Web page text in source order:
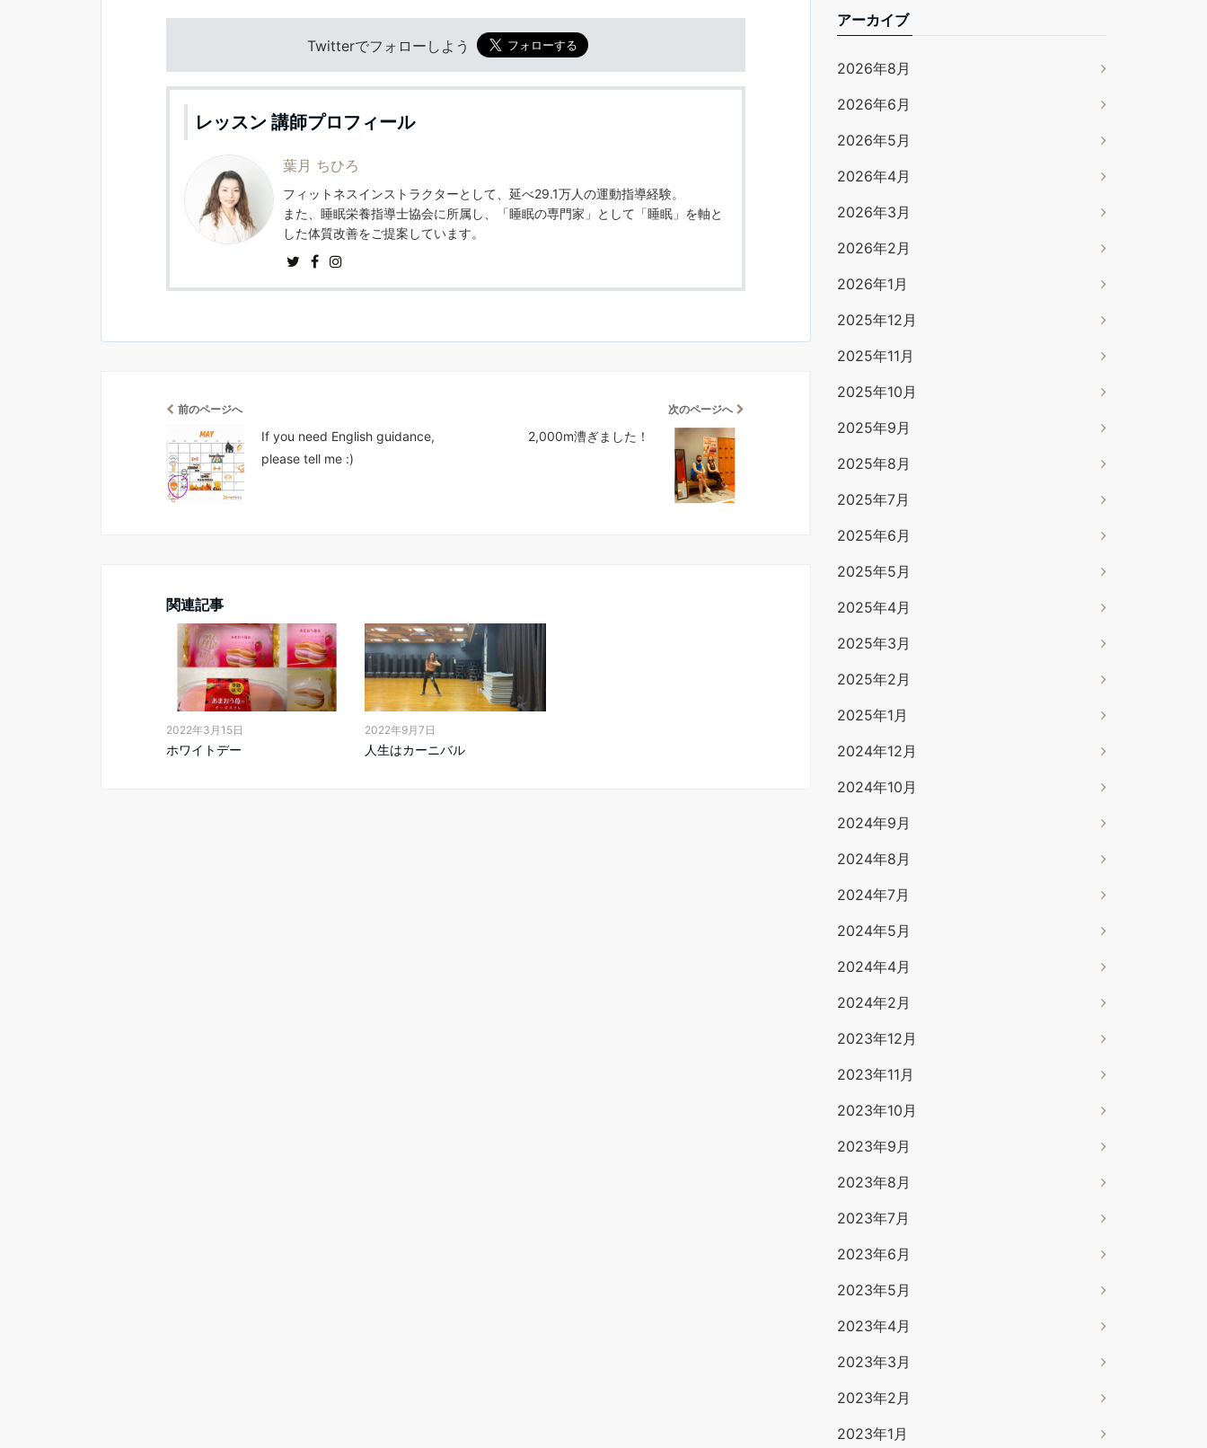
Twitterでフォローしよう
レッスン 講師プロフィール
葉月 ちひろ
フィットネスインストラクターとして、延べ29.1万人の運動指導経験。
また、睡眠栄養指導士協会に所属し、「睡眠の専門家」として「睡眠」を軸と
した体質改善をご提案しています。
前のページへ
If you need English guidance,
please tell me :)
次のページへ
2,000m漕ぎました！
関連記事
2022年3月15日
ホワイトデー
2022年9月7日
人生はカーニバル
アーカイブ
2026年8月
2026年6月
2026年5月
2026年4月
2026年3月
2026年2月
2026年1月
2025年12月
2025年11月
2025年10月
2025年9月
2025年8月
2025年7月
2025年6月
2025年5月
2025年4月
2025年3月
2025年2月
2025年1月
2024年12月
2024年10月
2024年9月
2024年8月
2024年7月
2024年5月
2024年4月
2024年2月
2023年12月
2023年11月
2023年10月
2023年9月
2023年8月
2023年7月
2023年6月
2023年5月
2023年4月
2023年3月
2023年2月
2023年1月